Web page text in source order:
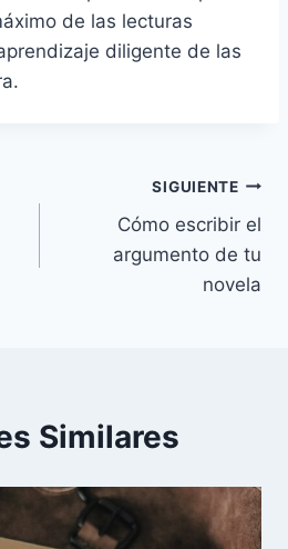
de las lecturas
diligente de las
SIGUIENTE
Cómo escribir el
argumento de tu
novela
Similares